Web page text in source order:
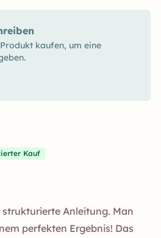
kaufen, um eine
Kauf
strukturierte Anleitung. Man
perfekten Ergebnis! Das